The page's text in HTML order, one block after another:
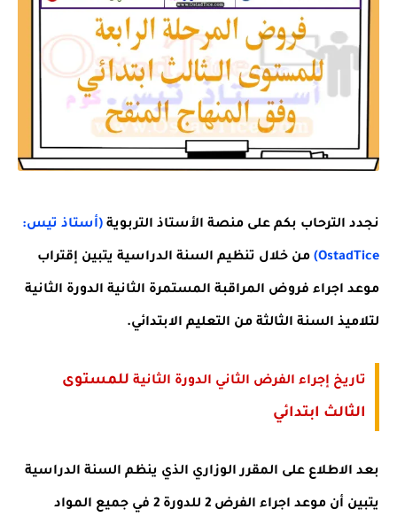
نجدد الترحاب بكم على منصة الأستاذ التربوية (أستاذ تيس:
OstadTice) من خلال تنظيم السنة الدراسية يتبين إقتراب
موعد اجراء فروض المراقبة المستمرة الثانية الدورة الثانية
لتلاميذ السنة الثالثة من التعليم الابتدائي.
تاريخ إجراء الفرض الثاني الدورة الثانية للمستوى
الثالث ابتدائي
بعد الاطلاع على المقرر الوزاري الذي ينظم السنة الدراسية
يتبين أن موعد اجراء الفرض 2 للدورة 2 في جميع المواد